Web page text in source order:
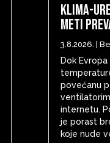
klima-
meti
3.8.2026. |
Dok
povećanu
internetu.
je porast
koje nude